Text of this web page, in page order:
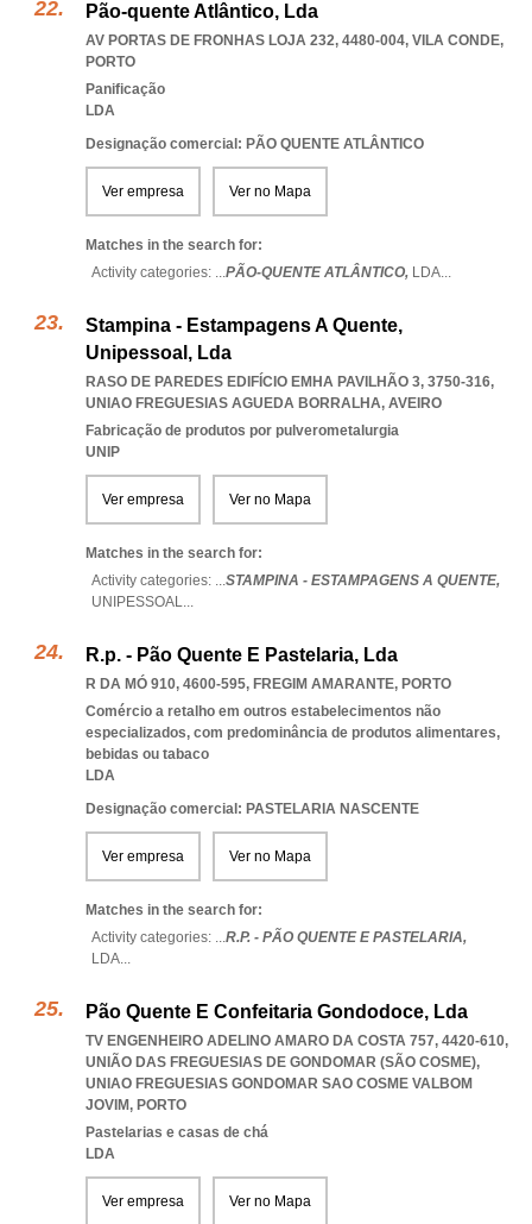
Pão-quente Atlântico, Lda
AV PORTAS DE FRONHAS LOJA 232, 4480-004, VILA CONDE,
PORTO
Panificação
LDA
Designação comercial: PÃO QUENTE ATLÂNTICO
Ver empresa Ver no Mapa
Matches in the search for:
Activity categories: ...PÃO-QUENTE ATLÂNTICO, LDA...
Stampina - Estampagens A Quente,
Unipessoal, Lda
RASO DE PAREDES EDIFÍCIO EMHA PAVILHÃO 3, 3750-316,
UNIAO FREGUESIAS AGUEDA BORRALHA, AVEIRO
Fabricação de produtos por pulverometalurgia
UNIP
Ver empresa Ver no Mapa
Matches in the search for:
Activity categories: ...STAMPINA - ESTAMPAGENS A QUENTE,
UNIPESSOAL...
R.p. - Pão Quente E Pastelaria, Lda
R DA MÓ 910, 4600-595, FREGIM AMARANTE, PORTO
Comércio a retalho em outros estabelecimentos não
especializados, com predominância de produtos alimentares,
bebidas ou tabaco
LDA
Designação comercial: PASTELARIA NASCENTE
Ver empresa Ver no Mapa
Matches in the search for:
Activity categories: ...R.P. - PÃO QUENTE E PASTELARIA,
LDA...
Pão Quente E Confeitaria Gondodoce, Lda
TV ENGENHEIRO ADELINO AMARO DA COSTA 757, 4420-610,
UNIÃO DAS FREGUESIAS DE GONDOMAR (SÃO COSME),
UNIAO FREGUESIAS GONDOMAR SAO COSME VALBOM
JOVIM, PORTO
Pastelarias e casas de chá
LDA
Ver empresa Ver no Mapa